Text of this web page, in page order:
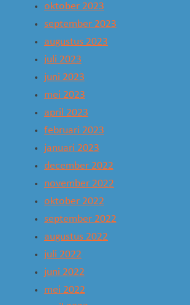
oktober 2023
september 2023
augustus 2023
juli 2023
juni 2023
mei 2023
april 2023
februari 2023
januari 2023
december 2022
november 2022
oktober 2022
september 2022
augustus 2022
juli 2022
juni 2022
mei 2022